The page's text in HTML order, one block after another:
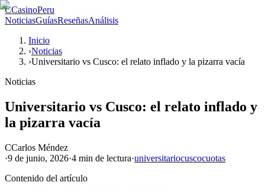
CCasinoPeru
NoticiasGuíasReseñasAnálisis
Inicio
›Noticias
›Universitario vs Cusco: el relato inflado y la pizarra vacía
Noticias
Universitario vs Cusco: el relato inflado y
la pizarra vacía
CCarlos Méndez
·9 de junio, 2026·4 min de lectura·universitariocuscocuotas
Contenido del artículo